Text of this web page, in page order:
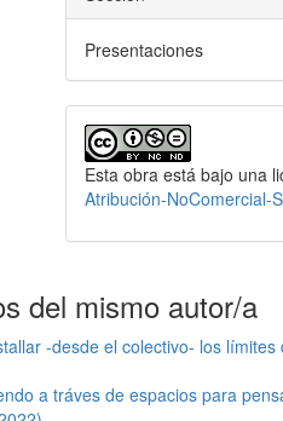
Presentaciones
Esta obra está bajo una
Atribución-NoComercial-
del mismo autor/a
-desde el colectivo- los límites
a tráves de espacios para